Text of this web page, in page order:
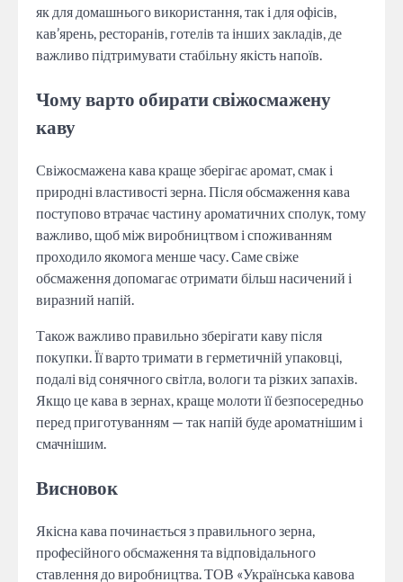
як для домашнього використання, так і для офісів,
кав’ярень, ресторанів, готелів та інших закладів, де
важливо підтримувати стабільну якість напоїв.
Чому варто обирати свіжосмажену
каву
Свіжосмажена кава краще зберігає аромат, смак і
природні властивості зерна. Після обсмаження кава
поступово втрачає частину ароматичних сполук, тому
важливо, щоб між виробництвом і споживанням
проходило якомога менше часу. Саме свіже
обсмаження допомагає отримати більш насичений і
виразний напій.
Також важливо правильно зберігати каву після
покупки. Її варто тримати в герметичній упаковці,
подалі від сонячного світла, вологи та різких запахів.
Якщо це кава в зернах, краще молоти її безпосередньо
перед приготуванням — так напій буде ароматнішим і
смачнішим.
Висновок
Якісна кава починається з правильного зерна,
професійного обсмаження та відповідального
ставлення до виробництва. ТОВ «Українська кавова